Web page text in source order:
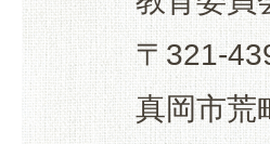
〒321-
真岡市